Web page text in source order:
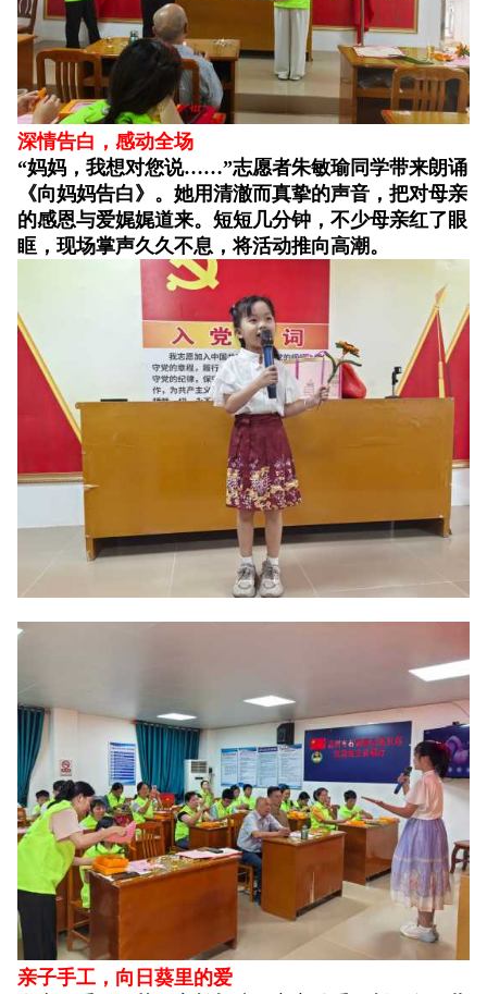
深情告白，感动全场
“妈妈，我想对您说……”志愿者朱敏瑜同学带来朗诵
《向妈妈告白》。她用清澈而真挚的声音，把对母亲
的感恩与爱娓娓道来。短短几分钟，不少母亲红了眼
眶，现场掌声久久不息，将活动推向高潮。
亲子手工，向日葵里的爱